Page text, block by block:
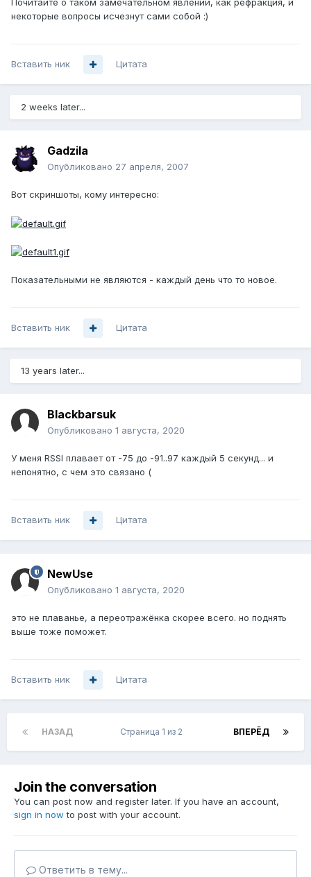
Почитайте о таком замечательном явлении, как рефракция, и
некоторые вопросы исчезнут сами собой :)
Вставить ник Цитата
2 weeks later...
Gadzila
Опубликовано 27 апреля, 2007
Вот скриншоты, кому интересно:
Показательными не являются - каждый день что то новое.
Вставить ник Цитата
13 years later...
Blackbarsuk
Опубликовано 1 августа, 2020
У меня RSSI плавает от -75 до -91..97 каждый 5 секунд... и
непонятно, с чем это связано (
Вставить ник Цитата
NewUse
Опубликовано 1 августа, 2020
это не плаванье, а переотражёнка скорее всего. но поднять
выше тоже поможет.
Вставить ник Цитата
НАЗАД ВПЕРЁД
Страница 1 из 2
Join the conversation
You can post now and register later. If you have an account,
sign in now to post with your account.
Ответить в тему...